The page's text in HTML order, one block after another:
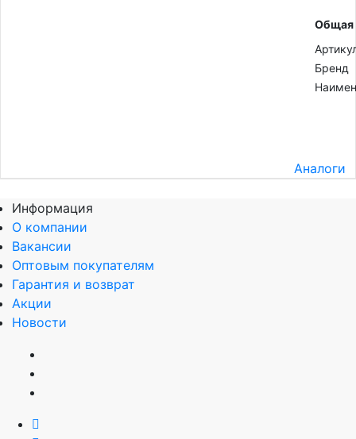
Общая
Бренд
Аналоги
Информация
О компании
Вакансии
Оптовым покупателям
Гарантия и возврат
Акции
Новости